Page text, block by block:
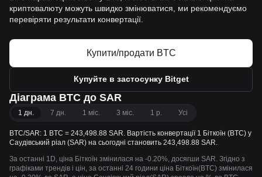
криптовалюту можуть швидко змінюватися, ми рекомендуємо
перевіряти результати конвертації.
Купити/продати BTC
Купуйте в застосунку Bitget
Діаграма BTC до SAR
1 дн. 7 дн. 1 міс. 3 міс. 1 р. Усі
BTC/SAR: 1 BTC = 243,498.88 SAR. Вартість конвертації 1 Біткоїн (BTC) у
Саудівський ріал (SAR) на сьогодні становить 243,498.88 SAR.
За останні 1D, ціна Біткоїн змінилася на -0.20%, досягши SAR. Згідно з
графіками трендів і цін, за останні 24 години ціна Біткоїн(BTC) змінилася